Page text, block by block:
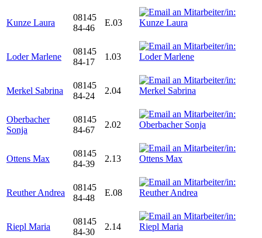
Kunze Laura
08145
84-46
E.03
Loder Marlene
08145
84-17
1.03
Merkel Sabrina
08145
84-24
2.04
Oberbacher
Sonja
08145
84-67
2.02
Ottens Max
08145
84-39
2.13
Reuther Andrea
08145
84-48
E.08
Riepl Maria
08145
84-30
2.14